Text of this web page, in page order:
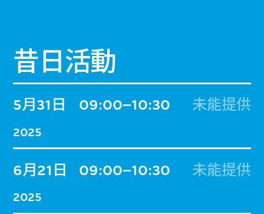
昔日活動
5月31日
2025
09:00–10:30 未能提供
6月21日
2025
09:00–10:30 未能提供